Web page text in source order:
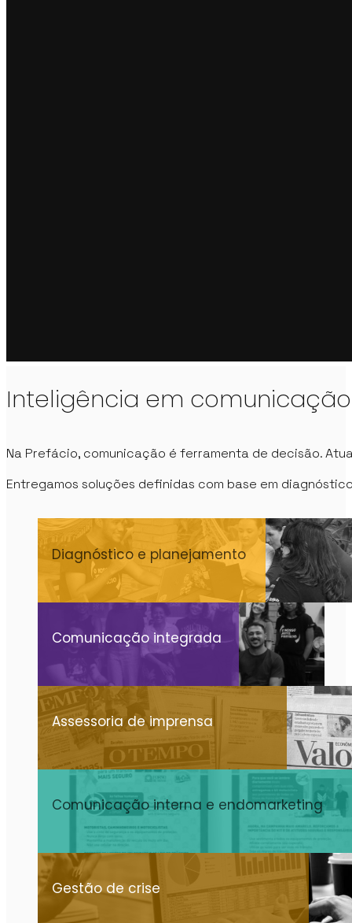
Inteligência em
Na Prefácio, comunicação é ferramenta de decisão.
Entregamos soluções definidas com base em
Diagnóstico e planejamento
Comunicação integrada
Assessoria de imprensa
Comunicação interna e endomarketing
Gestão de crise